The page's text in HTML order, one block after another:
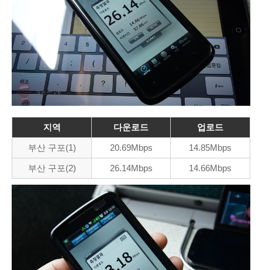
지역 다운로드 업로드
부산 구포(1) 20.69Mbps 14.85Mbps
부산 구포(2) 26.14Mbps 14.66Mbps